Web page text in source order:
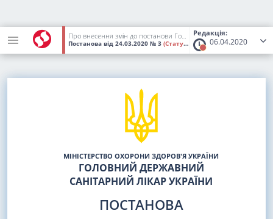
Редакція:
06.04.2020
Про внесення змін до постанови Головного державного санітарного лікаря України N 2 від 21.03.2020 року "Про запобігання подальшого занесення на територію України випадків коронавірусної хвороби (COVID-19)"
Постанова від 24.03.2020 № 3 (Статус: Втратив чинність)
МІНІСТЕРСТВО ОХОРОНИ ЗДОРОВ'Я УКРАЇНИ
ГОЛОВНИЙ ДЕРЖАВНИЙ
САНІТАРНИЙ ЛІКАР УКРАЇНИ
ПОСТАНОВА